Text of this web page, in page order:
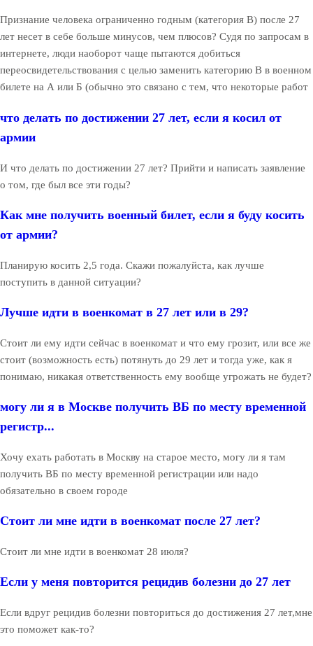
Признание человека ограниченно годным (категория В) после 27
лет несет в себе больше минусов, чем плюсов? Судя по запросам в
интернете, люди наоборот чаще пытаются добиться
переосвидетельствования с целью заменить категорию В в военном
билете на А или Б (обычно это связано с тем, что некоторые работ
что делать по достижении 27 лет, если я косил от
армии
И что делать по достижении 27 лет? Прийти и написать заявление
о том, где был все эти годы?
Как мне получить военный билет, если я буду косить
от армии?
Планирую косить 2,5 года. Скажи пожалуйста, как лучше
поступить в данной ситуации?
Лучше идти в военкомат в 27 лет или в 29?
Стоит ли ему идти сейчас в военкомат и что ему грозит, или все же
стоит (возможность есть) потянуть до 29 лет и тогда уже, как я
понимаю, никакая ответственность ему вообще угрожать не будет?
могу ли я в Москве получить ВБ по месту временной
регистр...
Хочу ехать работать в Москву на старое место, могу ли я там
получить ВБ по месту временной регистрации или надо
обязательно в своем городе
Стоит ли мне идти в военкомат после 27 лет?
Стоит ли мне идти в военкомат 28 июля?
Если у меня повторится рецидив болезни до 27 лет
Если вдруг рецидив болезни повториться до достижения 27 лет,мне
это поможет как-то?